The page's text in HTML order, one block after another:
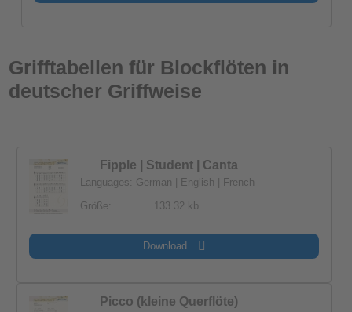
Grifftabellen für Blockflöten in
deutscher Griffweise
Fipple | Student | Canta
Languages: German | English | French
Größe:
133.32 kb
Download
Picco (kleine Querflöte)